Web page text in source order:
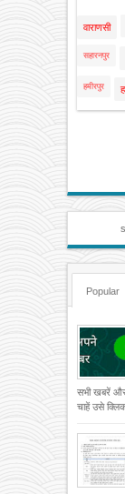
वाराणसी
सहारनपुर
हमीरपुर
Popular
सभी खबरें
चाहें उसे